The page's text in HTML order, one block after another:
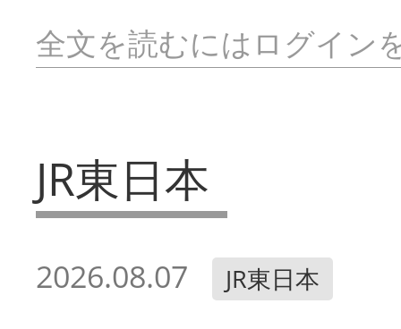
全文を読むにはログイン
JR東日本
2026.08.07 JR東日本